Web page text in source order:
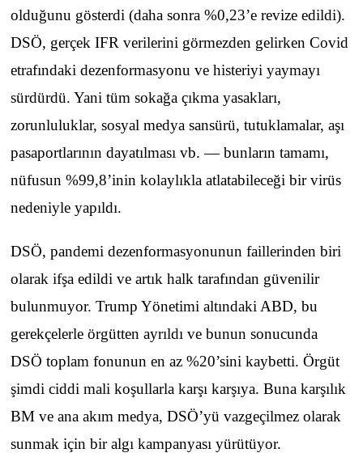
olduğunu gösterdi (daha sonra %0,23’e revize edildi).
DSÖ, gerçek IFR verilerini görmezden gelirken Covid
etrafındaki dezenformasyonu ve histeriyi yaymayı
sürdürdü. Yani tüm sokağa çıkma yasakları,
zorunluluklar, sosyal medya sansürü, tutuklamalar, aşı
pasaportlarının dayatılması vb. — bunların tamamı,
nüfusun %99,8’inin kolaylıkla atlatabileceği bir virüs
nedeniyle yapıldı.
DSÖ, pandemi dezenformasyonunun faillerinden biri
olarak ifşa edildi ve artık halk tarafından güvenilir
bulunmuyor. Trump Yönetimi altındaki ABD, bu
gerekçelerle örgütten ayrıldı ve bunun sonucunda
DSÖ toplam fonunun en az %20’sini kaybetti. Örgüt
şimdi ciddi mali koşullarla karşı karşıya. Buna karşılık
BM ve ana akım medya, DSÖ’yü vazgeçilmez olarak
sunmak için bir algı kampanyası yürütüyor.